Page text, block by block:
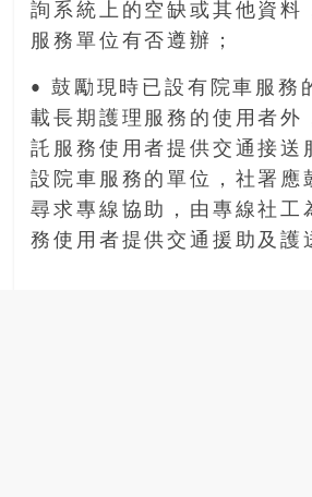
詢系統上的空缺或其他資料
服務單位有否遵辦；
• 鼓勵現時已設有院車服務
載長期護理服務的使用者外
託服務使用者提供交通接送
設院車服務的單位，社署應
尋求專線協助，由專線社工
務使用者提供交通援助及護